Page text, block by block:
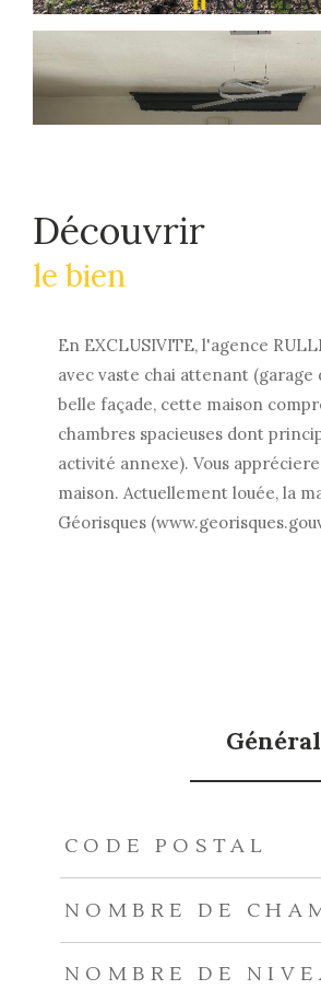
découvrir
le bien
En EXCLUSIVITE, l'agence
avec vaste chai attenant (garage
belle façade, cette maison
chambres spacieuses dont
activité annexe). Vous
maison. Actuellement louée, la
Géorisques
Général
TRAD_ZEPHYR_Caracteristique
CODE POSTAL
NOMBRE DE
NOMBRE DE